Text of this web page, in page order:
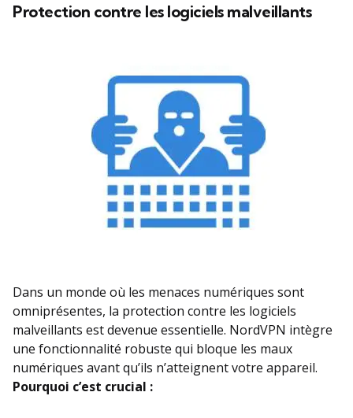
Protection contre les logiciels malveillants
Dans un monde où les menaces numériques sont
omniprésentes, la protection contre les logiciels
malveillants est devenue essentielle. NordVPN intègre
une fonctionnalité robuste qui bloque les maux
numériques avant qu’ils n’atteignent votre appareil.
Pourquoi c’est crucial :